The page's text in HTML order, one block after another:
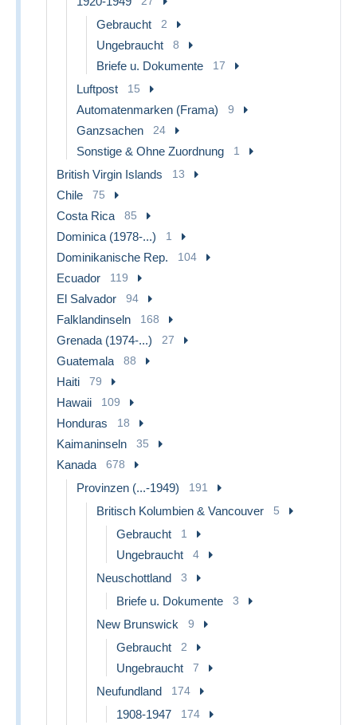
Gebraucht 2
Ungebraucht 8
Briefe u. Dokumente 17
Luftpost 15
Automatenmarken (Frama) 9
Ganzsachen 24
Sonstige & Ohne Zuordnung 1
British Virgin Islands 13
Chile 75
Costa Rica 85
Dominica (1978-...) 1
Dominikanische Rep. 104
Ecuador 119
El Salvador 94
Falklandinseln 168
Grenada (1974-...) 27
Guatemala 88
Haiti 79
Hawaii 109
Honduras 18
Kaimaninseln 35
Kanada 678
Provinzen (...-1949) 191
Britisch Kolumbien & Vancouver 5
Gebraucht 1
Ungebraucht 4
Neuschottland 3
Briefe u. Dokumente 3
New Brunswick 9
Gebraucht 2
Ungebraucht 7
Neufundland 174
1908-1947 174